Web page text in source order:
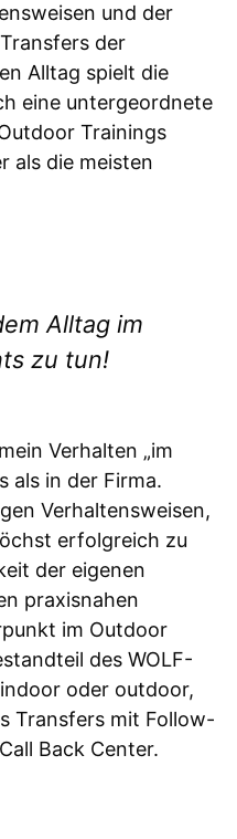
und der
der
Alltag spielt die
eine untergeordnete
Trainings
als die meisten
Alltag im
zu tun!
Verhalten „im
als in der Firma.
Verhaltensweisen,
erfolgreich zu
der eigenen
praxisnahen
im Outdoor
des WOLF-
oder outdoor,
Transfers mit Follow-
Back Center.